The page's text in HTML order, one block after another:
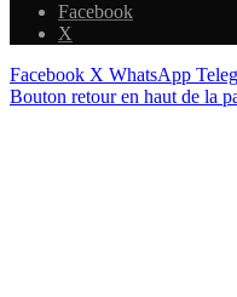
Facebook
X
Facebook X WhatsApp
Bouton retour en haut de la